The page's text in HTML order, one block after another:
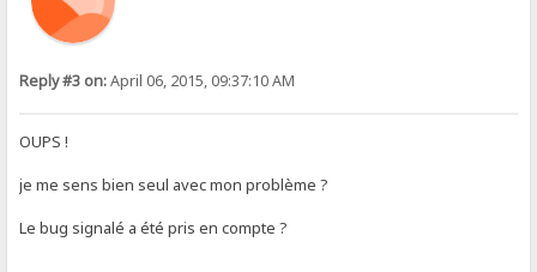
Reply #3 on:April 06, 2015, 09:37:10 AM
OUPS !
je me sens bien seul avec mon problème ?
Le bug signalé a été pris en compte ?